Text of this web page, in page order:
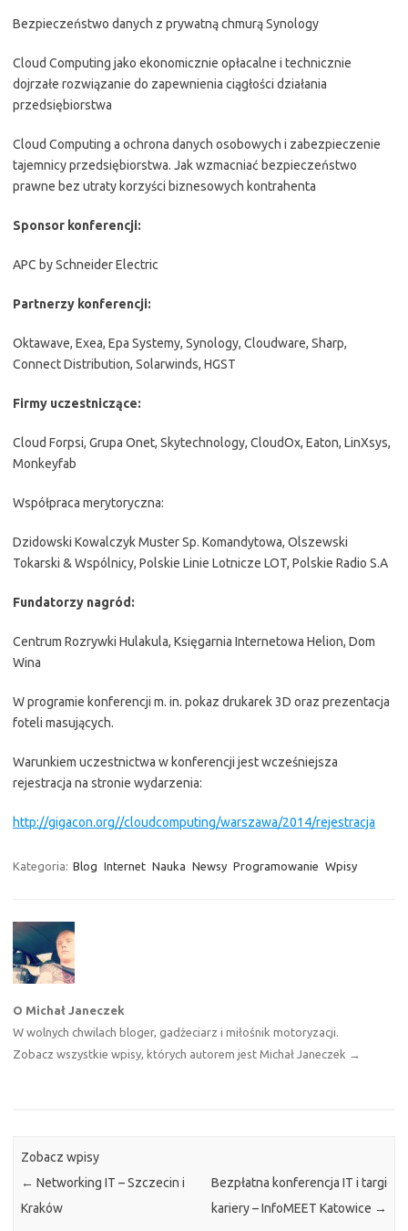
Bezpieczeństwo danych z prywatną chmurą Synology
Cloud Computing jako ekonomicznie opłacalne i technicznie
dojrzałe rozwiązanie do zapewnienia ciągłości działania
przedsiębiorstwa
Cloud Computing a ochrona danych osobowych i zabezpieczenie
tajemnicy przedsiębiorstwa. Jak wzmacniać bezpieczeństwo
prawne bez utraty korzyści biznesowych kontrahenta
Sponsor konferencji:
APC by Schneider Electric
Partnerzy konferencji:
Oktawave, Exea, Epa Systemy, Synology, Cloudware, Sharp,
Connect Distribution, Solarwinds, HGST
Firmy uczestniczące:
Cloud Forpsi, Grupa Onet, Skytechnology, CloudOx, Eaton, LinXsys,
Monkeyfab
Współpraca merytoryczna:
Dzidowski Kowalczyk Muster Sp. Komandytowa, Olszewski
Tokarski & Wspólnicy, Polskie Linie Lotnicze LOT, Polskie Radio S.A
Fundatorzy nagród:
Centrum Rozrywki Hulakula, Księgarnia Internetowa Helion, Dom
Wina
W programie konferencji m. in. pokaz drukarek 3D oraz prezentacja
foteli masujących.
Warunkiem uczestnictwa w konferencji jest wcześniejsza
rejestracja na stronie wydarzenia:
http://gigacon.org//cloudcomputing/warszawa/2014/rejestracja
Kategoria: Blog Internet Nauka Newsy Programowanie Wpisy
O Michał Janeczek
W wolnych chwilach bloger, gadżeciarz i miłośnik motoryzacji.
Zobacz wszystkie wpisy, których autorem jest Michał Janeczek
→
Zobacz wpisy
← Networking IT – Szczecin i
Kraków
Bezpłatna konferencja IT i targi
kariery – InfoMEET Katowice →